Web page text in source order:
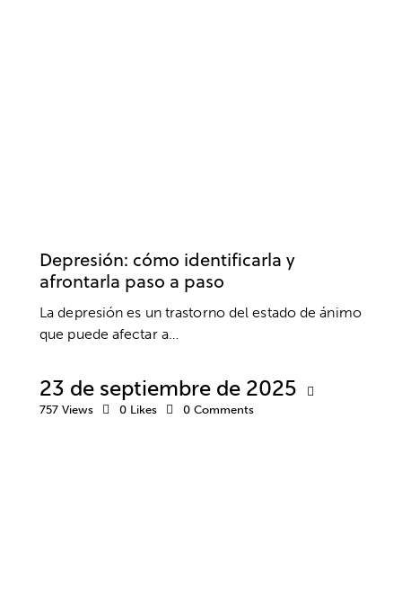
Depresión: cómo identificarla y
afrontarla paso a paso
La depresión es un trastorno del estado de ánimo
que puede afectar a…
23 de septiembre de 2025
757 Views 0 Likes 0 Comments